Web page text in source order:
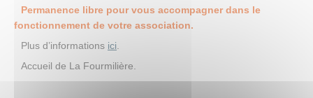
Permanence libre pour vous accompagner dans le
fonctionnement de votre association.
Plus d’informations ici
Accueil de La Fourmilière.